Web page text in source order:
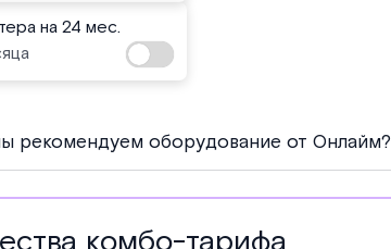
на 24 мес.
рекомендуем оборудование от Онлайм?